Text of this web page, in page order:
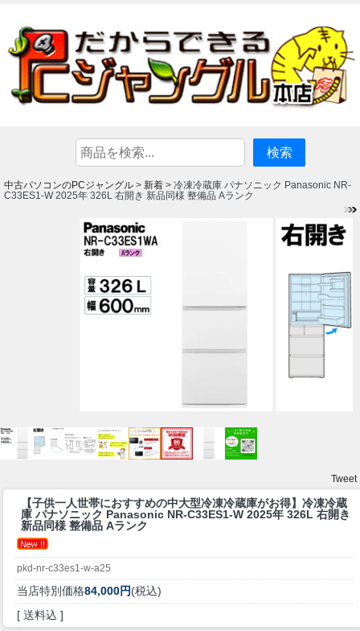
中古パソコンのPCジャングル > 新着 > 冷凍冷蔵庫 パナソニック Panasonic NR-
C33ES1-W 2025年 326L 右開き 新品同様 整備品 Aランク
Tweet
【子供一人世帯におすすめの中大型冷凍冷蔵庫がお得】 冷凍冷蔵
庫 パナソニック Panasonic NR-C33ES1-W 2025年 326L 右開き
新品同様 整備品 Aランク
pkd-nr-c33es1-w-a25
当店特別価格84,000円(税込)
[ 送料込 ]